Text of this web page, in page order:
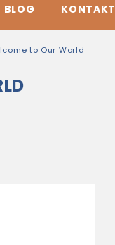
BLOG KONTAKT
to Our World